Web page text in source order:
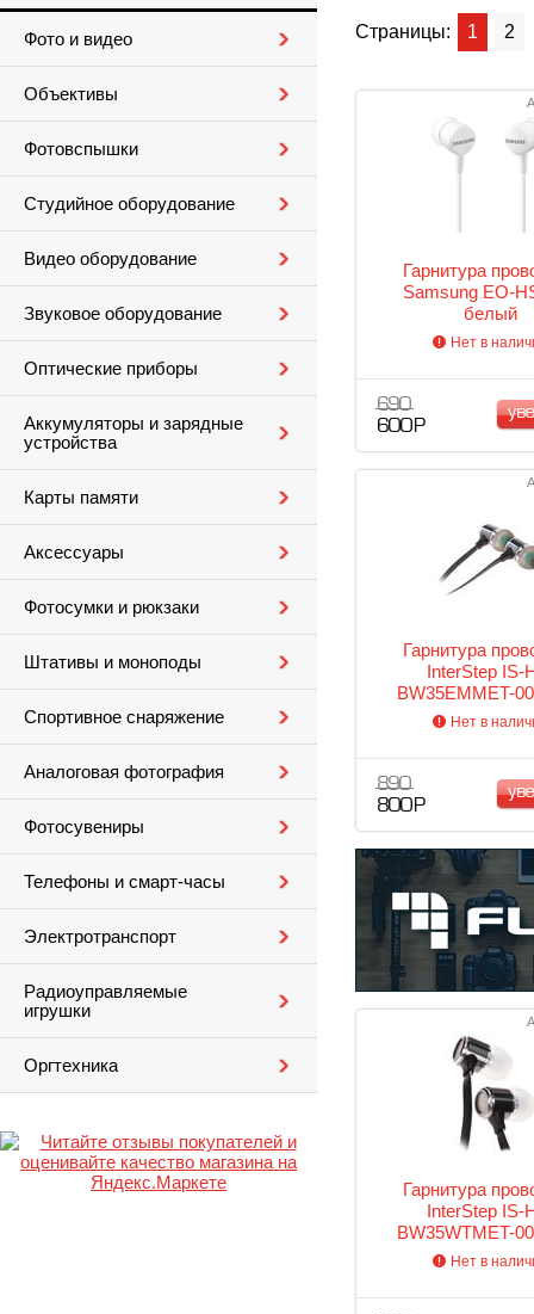
Фото и видео
Объективы
Фотовспышки
Студийное оборудование
Видео оборудование
Звуковое оборудование
Оптические приборы
Аккумуляторы и зарядные
устройства
Карты памяти
Аксессуары
Фотосумки и рюкзаки
Штативы и моноподы
Спортивное снаряжение
Аналоговая фотография
Фотосувениры
Телефоны и смарт-часы
Электротранспорт
Радиоуправляемые
игрушки
Оргтехника
Страницы: 1 2
Гарнитура
Samsung EO-
белый
Нет в
690
600 Р
Гарнитура
InterStep IS-
BW35EMMET-
Нет в
890
800 Р
Гарнитура
InterStep IS-
BW35WTMET-
Нет в